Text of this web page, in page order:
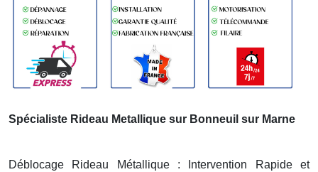
Spécialiste Rideau Metallique sur Bonneuil sur Marne
Déblocage Rideau Métallique : Intervention Rapide et